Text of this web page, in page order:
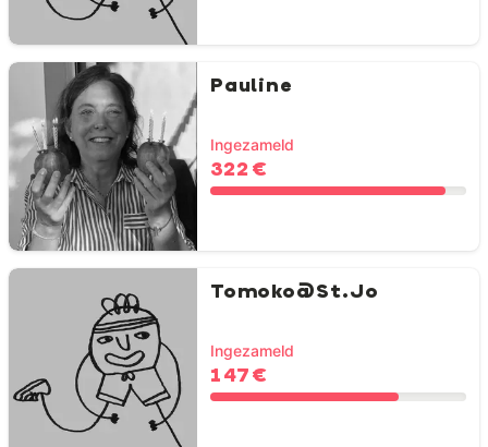
Pauline
Ingezameld
322 €
Tomoko@St.Jo
Ingezameld
147 €